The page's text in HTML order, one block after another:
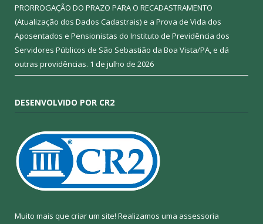
PRORROGAÇÃO DO PRAZO PARA O RECADASTRAMENTO
(Atualização dos Dados Cadastrais) e a Prova de Vida dos
Aposentados e Pensionistas do Instituto de Previdência dos
Servidores Públicos de São Sebastião da Boa Vista/PA, e dá
outras providências. 1 de julho de 2026
DESENVOLVIDO POR CR2
Muito mais que criar um site! Realizamos uma assessoria